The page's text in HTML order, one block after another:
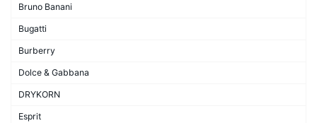
Bruno Banani
Bugatti
Burberry
Dolce & Gabbana
DRYKORN
Esprit